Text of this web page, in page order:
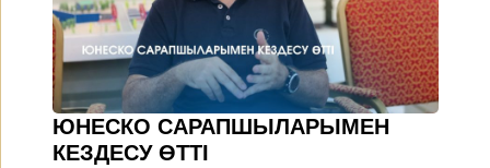
ЮНЕСКО САРАПШЫЛАРЫМЕН
КЕЗДЕСУ ӨТТІ